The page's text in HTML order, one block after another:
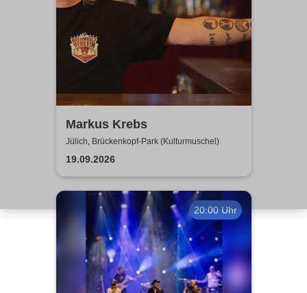
Markus Krebs
Jülich, Brückenkopf-Park (Kulturmuschel)
19.09.2026
20:00 Uhr